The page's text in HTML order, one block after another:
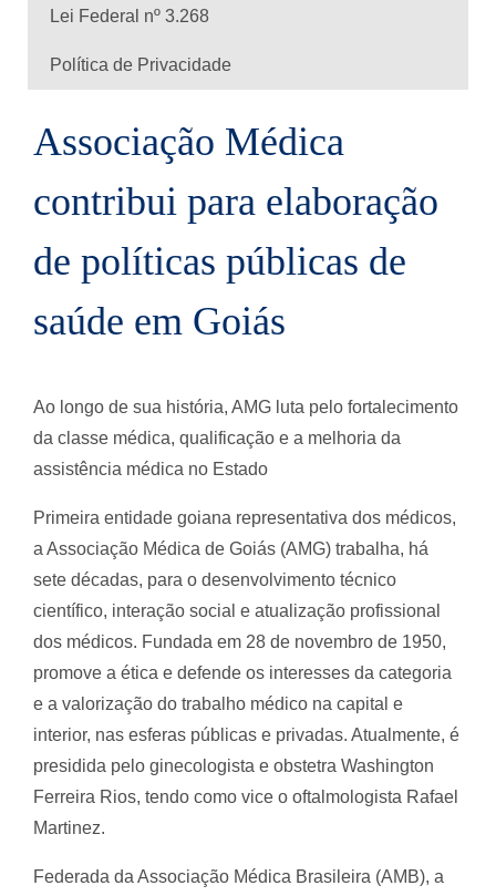
Lei Federal nº 3.268
Política de Privacidade
Associação Médica
contribui para elaboração
de políticas públicas de
saúde em Goiás
Ao longo de sua história, AMG luta pelo fortalecimento
da classe médica, qualificação e a melhoria da
assistência médica no Estado
Primeira entidade goiana representativa dos médicos,
a Associação Médica de Goiás (AMG) trabalha, há
sete décadas, para o desenvolvimento técnico
científico, interação social e atualização profissional
dos médicos. Fundada em 28 de novembro de 1950,
promove a ética e defende os interesses da categoria
e a valorização do trabalho médico na capital e
interior, nas esferas públicas e privadas. Atualmente, é
presidida pelo ginecologista e obstetra Washington
Ferreira Rios, tendo como vice o oftalmologista Rafael
Martinez.
Federada da Associação Médica Brasileira (AMB), a